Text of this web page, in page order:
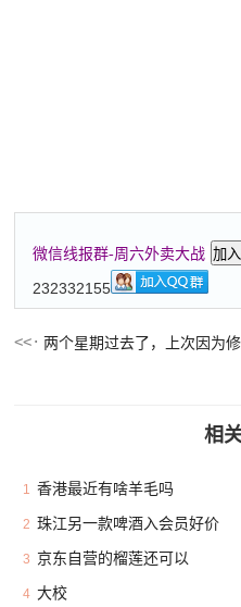
微信线报群-周六外卖大战 加
232332155
相
1 香港最近有啥羊毛吗
2 珠江另一款啤酒入会员好价
3 京东自营的榴莲还可以
4 大校